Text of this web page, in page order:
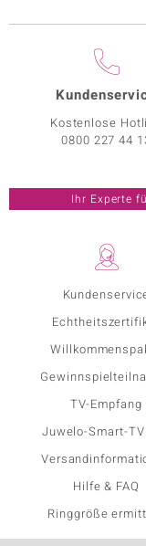
TV-Empfang
Juwelo-Smart-
Hilfe & FAQ
Ringgröße
Kostenlose
0800 227 44
Ihr Experte